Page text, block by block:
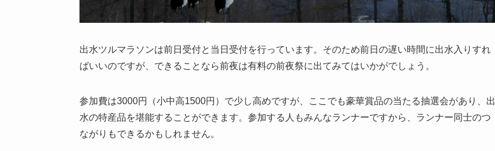
出水ツルマラソンは前日受付と当日受付を行っています。そのため前日の遅い時間に出水入りすれ
ばいいのですが、できることなら前夜は有料の前夜祭に出てみてはいかがでしょう。
参加費は3000円（小中高1500円）で少し高めですが、ここでも豪華賞品の当たる抽選会があり、出
水の特産品を堪能することができます。参加する人もみんなランナーですから、ランナー同士のつ
ながりもできるかもしれません。